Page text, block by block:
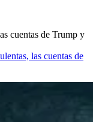
cuentas de Trump y
las cuentas de